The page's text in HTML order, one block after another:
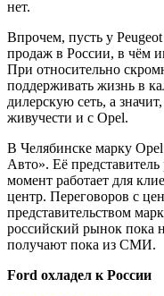
нет.
Впрочем, пусть у
продаж в России, в чём
При относительно
поддерживать жизнь в
дилерскую сеть, а
живучести и с Opel.
В Челябинске марку
Авто». Её
момент работает для
центр. Переговоров с
представительством
российский рынок
получают пока из СМИ.
Ford охладел к России